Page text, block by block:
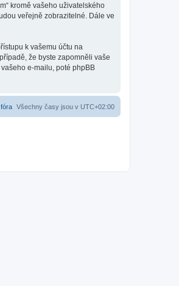
kromě vašeho uživatelského
veřejně zobrazitelné. Dále ve
k vašemu účtu na
že byste zapomněli vaše
e-mailu, poté phpBB
Všechny časy jsou v UTC+02:00